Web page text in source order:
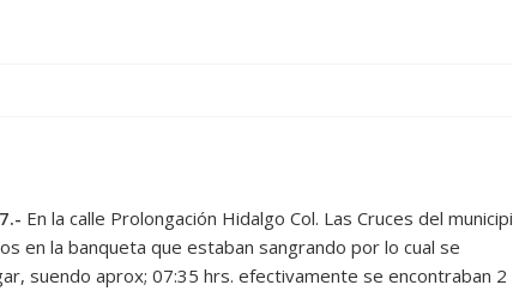
En la calle Prolongación Hidalgo Col. Las Cruces del
en la banqueta que estaban sangrando por lo cual se
suendo aprox; 07:35 hrs. efectivamente se encontraban 2